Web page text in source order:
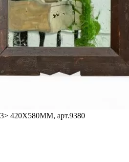
420Х580ММ, арт.9380